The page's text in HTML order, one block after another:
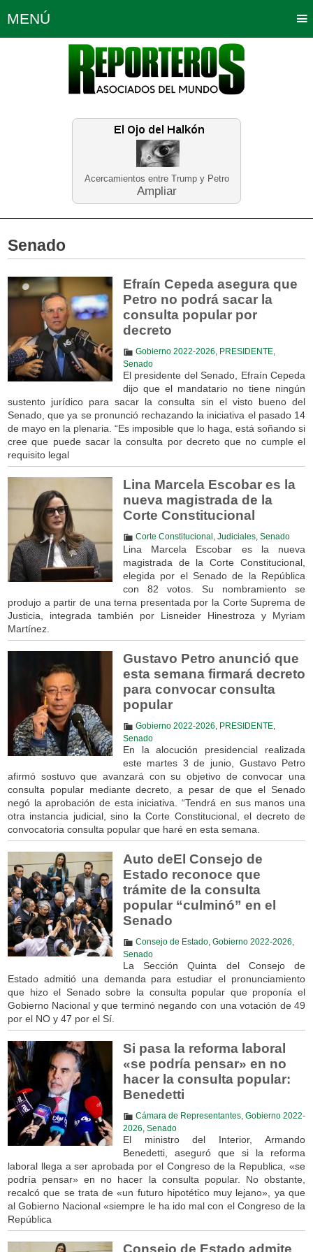
Acercamientos entre Trump y Petro
Ampliar
MENÚ
Política Opinión Bogotá
Planeta Tierra Deportes
Educación Neira
Senado
Efraín Cepeda asegura que
Petro no podrá sacar la
consulta popular por
decreto
Gobierno 2022-2026 PRESIDENTE,
Senado
El presidente del Senado, Efraín Cepeda
dijo que el mandatario no tiene ningún
sustento jurídico para sacar la consulta sin el visto bueno del
Senado, que ya se pronunció rechazando la iniciativa el pasado 14
de mayo en la plenaria. “Es imposible que lo haga, está soñando si
cree que puede sacar la consulta por decreto que no cumple el
requisito legal
Lina Marcela Escobar es la
nueva magistrada de la
Corte Constitucional
Corte Constitucional Judiciales, Senado
Lina Marcela Escobar es la nueva
magistrada de la Corte Constitucional,
elegida por el Senado de la República
con 82 votos. Su nombramiento se
produjo a partir de una terna presentada por la Corte Suprema de
Justicia, integrada también por Lisneider Hinestroza y Myriam
Martínez.
Gustavo Petro anunció que
esta semana firmará decreto
para convocar consulta
popular
Gobierno 2022-2026 PRESIDENTE,
Senado
En la alocución presidencial realizada
este martes 3 de junio, Gustavo Petro
afirmó sostuvo que avanzará con su objetivo de convocar una
consulta popular mediante decreto, a pesar de que el Senado
negó la aprobación de esta iniciativa. “Tendrá en sus manos una
otra instancia judicial, sino la Corte Constitucional, el decreto de
convocatoria consulta popular que haré en esta semana.
Auto deEl Consejo de
Estado reconoce que
trámite de la consulta
popular “culminó” en el
Senado
Consejo de Estado, Gobierno 2022-2026
Senado
La Sección Quinta del Consejo de
Estado admitió una demanda para estudiar el pronunciamiento
que hizo el Senado sobre la consulta popular que proponía el
Gobierno Nacional y que terminó negando con una votación de 49
por el NO y 47 por el Sí.
Si pasa la reforma laboral
«se podría pensar» en no
hacer la consulta popular:
Benedetti
Cámara de Representantes, Gobierno 2022-
2026 Senado
El ministro del Interior, Armando
Benedetti, aseguró que si la reforma
laboral llega a ser aprobada por el Congreso de la Republica, «se
podría pensar» en no hacer la consulta popular. No obstante,
recalcó que se trata de «un futuro hipotético muy lejano», ya que
al Gobierno Nacional «siempre le ha ido mal con el Congreso de la
República
Consejo de Estado admite